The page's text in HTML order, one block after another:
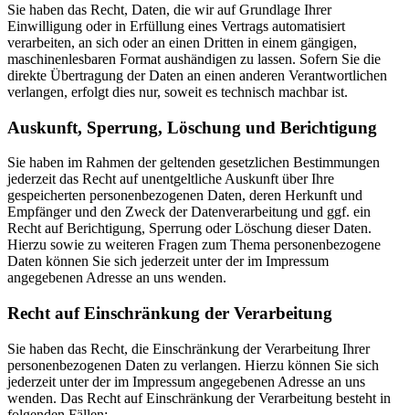
Sie haben das Recht, Daten, die wir auf Grundlage Ihrer
Einwilligung oder in Erfüllung eines Vertrags automatisiert
verarbeiten, an sich oder an einen Dritten in einem gängigen,
maschinenlesbaren Format aushändigen zu lassen. Sofern Sie die
direkte Übertragung der Daten an einen anderen Verantwortlichen
verlangen, erfolgt dies nur, soweit es technisch machbar ist.
Auskunft, Sperrung, Löschung und Berichtigung
Sie haben im Rahmen der geltenden gesetzlichen Bestimmungen
jederzeit das Recht auf unentgeltliche Auskunft über Ihre
gespeicherten personenbezogenen Daten, deren Herkunft und
Empfänger und den Zweck der Datenverarbeitung und ggf. ein
Recht auf Berichtigung, Sperrung oder Löschung dieser Daten.
Hierzu sowie zu weiteren Fragen zum Thema personenbezogene
Daten können Sie sich jederzeit unter der im Impressum
angegebenen Adresse an uns wenden.
Recht auf Einschränkung der Verarbeitung
Sie haben das Recht, die Einschränkung der Verarbeitung Ihrer
personenbezogenen Daten zu verlangen. Hierzu können Sie sich
jederzeit unter der im Impressum angegebenen Adresse an uns
wenden. Das Recht auf Einschränkung der Verarbeitung besteht in